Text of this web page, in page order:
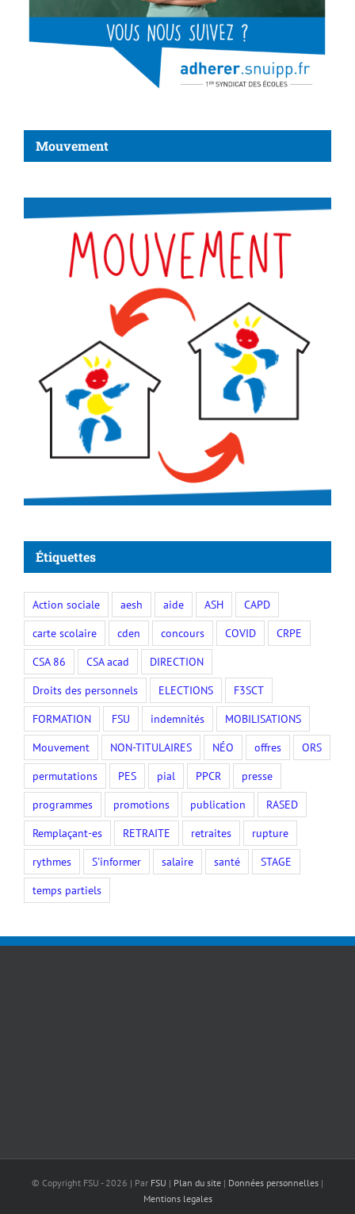
Mouvement
Étiquettes
Action sociale aesh aide ASH
CAPD
carte scolaire
cden concours COVID
CRPE
CSA 86
CSA acad
DIRECTION
Droits des personnels
ELECTIONS
F3SCT
FORMATION
FSU indemnités
MOBILISATIONS
Mouvement
NON-TITULAIRES NÉO offres
ORS
permutations
PES pial PPCR
presse
programmes
promotions publication
RASED
Remplaçant-es
RETRAITE retraites
rupture
rythmes
S'informer salaire santé
STAGE
temps partiels
© Copyright FSU - 2026 | Par FSU | Plan du site | Données personnelles |
Mentions legales